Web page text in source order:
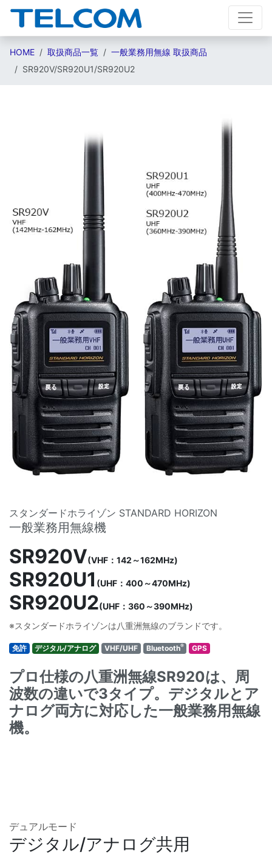
HOME 取扱商品一覧
一般業務用無線 取扱商品
SR920V/SR920U1/SR920U2
スタンダードホライゾン STANDARD HORIZON
一般業務用無線機
SR920V(VHF：142～162MHz)
SR920U1 (UHF：400～470MHz)
SR920U2(UHF：360～390MHz)
※スタンダードホライゾンは八重洲無線のブランドです。
免許 デジタル/アナログ VHF/UHF Bluetooth® GPS
プロ仕様の八重洲無線SR920は、周
波数の違いで3タイプ。デジタルとア
ナログ両方に対応した一般業務用無線
機。
デュアルモード
デジタル/アナログ共用